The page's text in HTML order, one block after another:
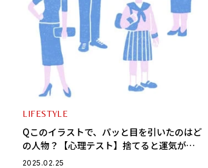
LIFESTYLE
Qこのイラストで、パッと目を引いたのはど
の人物？【心理テスト】捨てると運気が上
がるものがわかる
2025.02.25